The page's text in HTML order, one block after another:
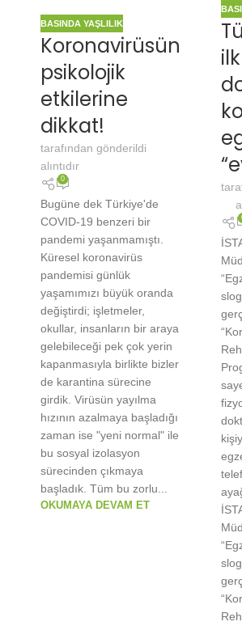
BASINDA YAŞLILIK
Koronavirüsün
psikolojik
etkilerine
dikkat!
tarafından gönderildi
alıntıdır
0
Bugüne dek Türkiye'de
COVID-19 benzeri bir
pandemi yaşanmamıştı.
Küresel koronavirüs
pandemisi günlük
yaşamımızı büyük oranda
değiştirdi; işletmeler,
okullar, insanların bir araya
gelebileceği pek çok yerin
kapanmasıyla birlikte bizler
de karantina sürecine
girdik. Virüsün yayılma
hızının azalmaya başladığı
zaman ise "yeni normal" ile
bu sosyal izolasyon
sürecinden çıkmaya
başladık. Tüm bu zorlu...
OKUMAYA DEVAM ET